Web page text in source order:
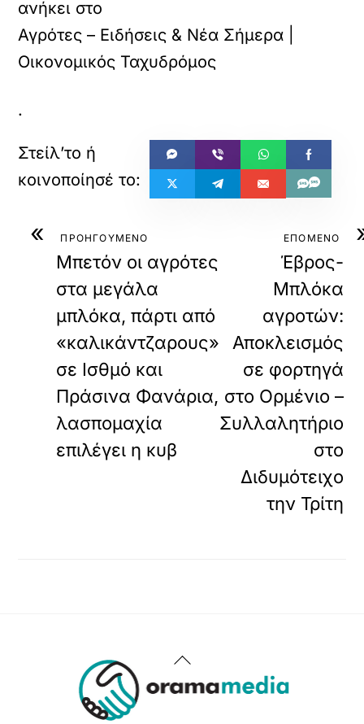
ανήκει στο
Αγρότες – Ειδήσεις & Νέα Σήμερα |
Οικονομικός Ταχυδρόμος
.
« ΠΡΟΗΓΟΥΜΕΝΟ
Μπετόν οι αγρότες
στα μεγάλα
μπλόκα, πάρτι από
«καλικάντζαρους»
σε Ισθμό και
Πράσινα Φανάρια,
λασπομαχία
επιλέγει η κυβ
ΕΠΟΜΕΝΟ
Έβρος-
Μπλόκα
αγροτών:
Αποκλεισμός
σε φορτηγά
στο Ορμένιο –
Συλλαλητήριο
στο
Διδυμότειχο
την Τρίτη
Back
To